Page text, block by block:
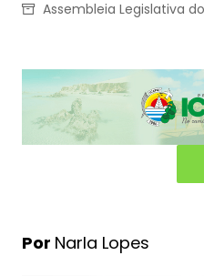
Assembleia Legislativa
Por Narla Lopes